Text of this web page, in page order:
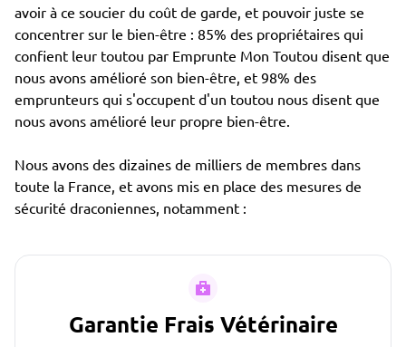
avoir à ce soucier du coût de garde, et pouvoir juste se
concentrer sur le bien-être : 85% des propriétaires qui
confient leur toutou par Emprunte Mon Toutou disent que
nous avons amélioré son bien-être, et 98% des
emprunteurs qui s'occupent d'un toutou nous disent que
nous avons amélioré leur propre bien-être.
Nous avons des dizaines de milliers de membres dans
toute la France, et avons mis en place des mesures de
sécurité draconiennes, notamment :
Garantie Frais Vétérinaire